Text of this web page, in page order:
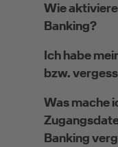
Wie
Banking?
Ich habe
bzw.
Was mache
Banking
(z.B.